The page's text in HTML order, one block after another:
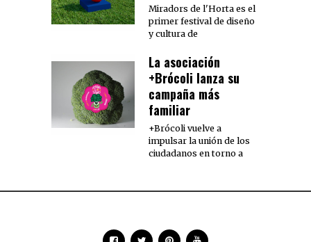
Miradors de l'Horta es el
primer festival de diseño
y cultura de
La asociación
+Brócoli lanza su
campaña más
familiar
+Brócoli vuelve a
impulsar la unión de los
ciudadanos en torno a